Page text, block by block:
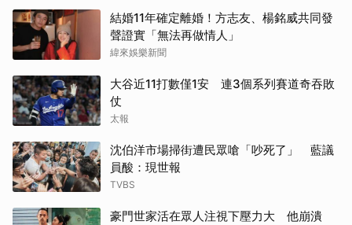
結婚11年確定離婚！方志友、楊銘威共同發
聲證實「無法再做情人」
緯來娛樂新聞
大谷近11打數僅1安 連3個系列賽道奇吞敗
仗
太報
沈伯洋市場掃街遭民眾嗆「吵死了」 藍議
員酸：現世報
TVBS
豪門世家活在眾人注視下壓力大 他崩潰